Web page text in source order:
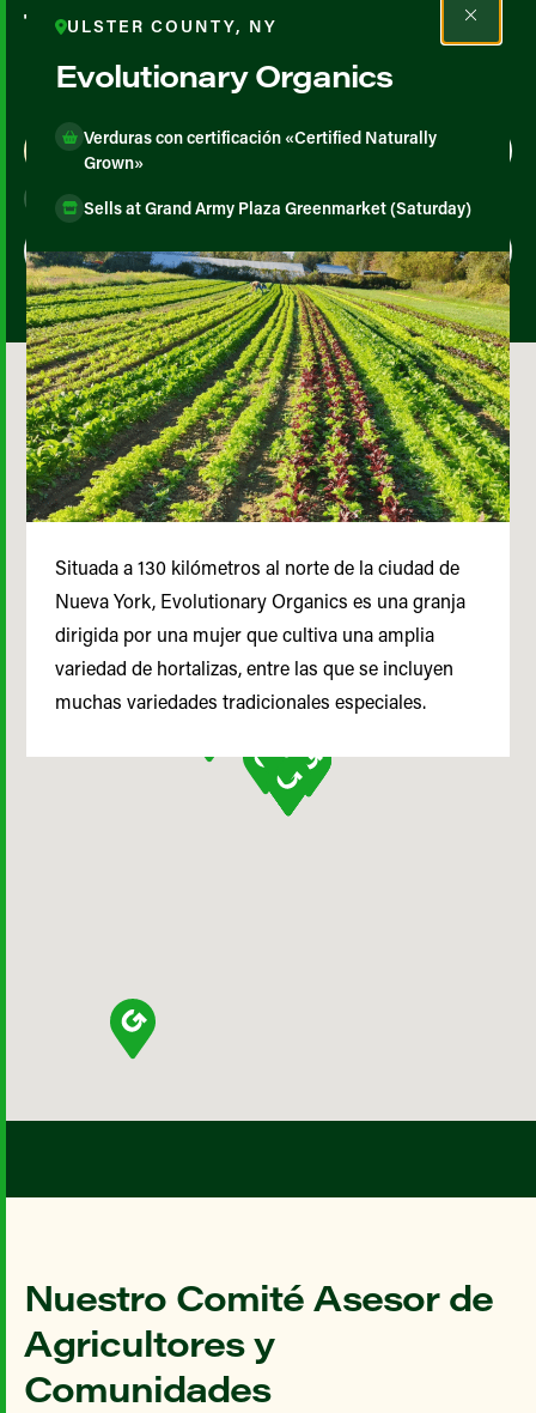
Todos los agricultores y
productores
Map View List View
Nuestro Comité Asesor de
Agricultores y
Comunidades
ULSTER COUNTY, NY
Evolutionary Organics
Verduras con certificación «Certified Naturally
Grown»
Sells at Grand Army Plaza Greenmarket (Saturday)
Situada a 130 kilómetros al norte de la ciudad de
Nueva York, Evolutionary Organics es una granja
dirigida por una mujer que cultiva una amplia
variedad de hortalizas, entre las que se incluyen
muchas variedades tradicionales especiales.